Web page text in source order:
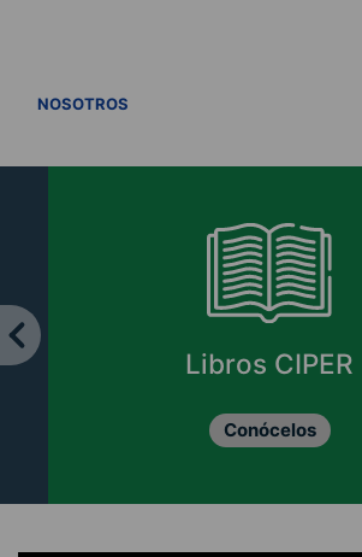
NOSOTROS
Libros CIPER
Conócelos